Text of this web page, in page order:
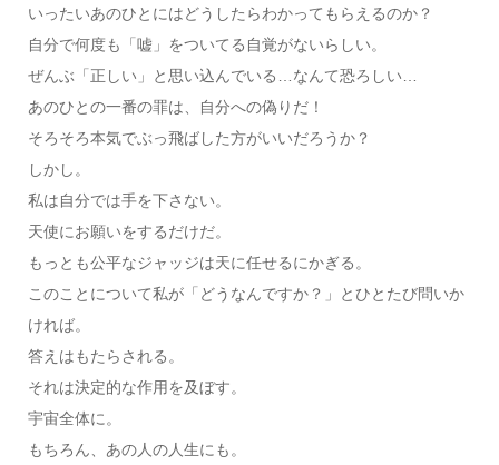
いったいあのひとにはどうしたらわかってもらえるのか？
自分で何度も「嘘」をついてる自覚がないらしい。
ぜんぶ「正しい」と思い込んでいる…なんて恐ろしい…
あのひとの一番の罪は、自分への偽りだ！
そろそろ本気でぶっ飛ばした方がいいだろうか？
しかし。
私は自分では手を下さない。
天使にお願いをするだけだ。
もっとも公平なジャッジは天に任せるにかぎる。
このことについて私が「どうなんですか？」とひとたび問いか
ければ。
答えはもたらされる。
それは決定的な作用を及ぼす。
宇宙全体に。
もちろん、あの人の人生にも。